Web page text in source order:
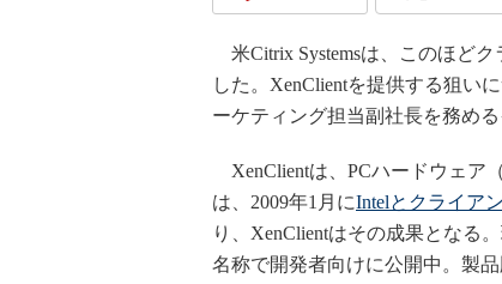
米Citrix Systemsは、このほど
した。XenClientを提供する狙い
ーケティング担当副社長を務め
XenClientは、PCハードウェア
は、2009年1月にIntelとクライア
り、XenClientはその成果となる
名称で開発者向けに公開中。製